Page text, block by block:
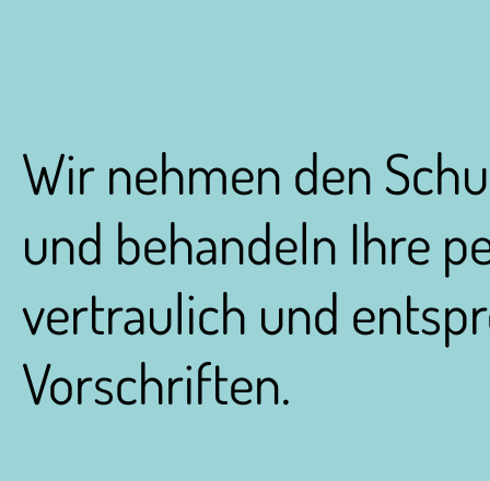
Wir nehmen den
und behandeln Ihre
vertraulich und
Vorschriften.